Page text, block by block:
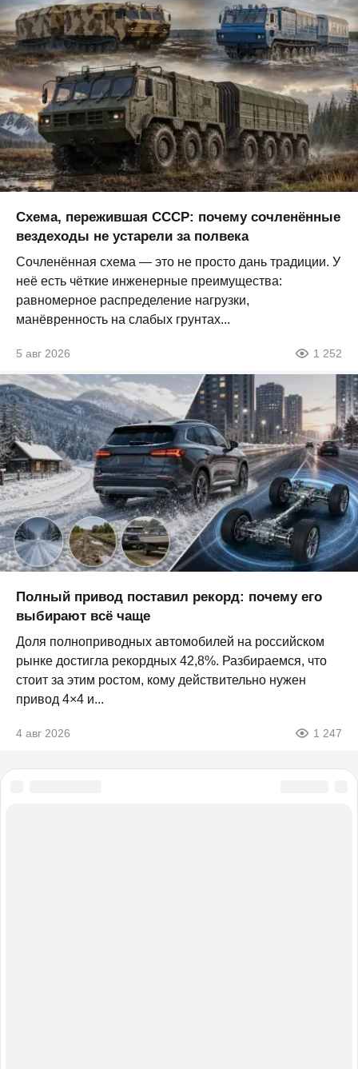
Схема, пережившая СССР: почему сочленённые
вездеходы не устарели за полвека
Сочленённая схема — это не просто дань традиции. У
неё есть чёткие инженерные преимущества:
равномерное распределение нагрузки,
манёвренность на слабых грунтах...
5 авг 2026 1 252
Полный привод поставил рекорд: почему его
выбирают всё чаще
Доля полноприводных автомобилей на российском
рынке достигла рекордных 42,8%. Разбираемся, что
стоит за этим ростом, кому действительно нужен
привод 4×4 и...
4 авг 2026 1 247